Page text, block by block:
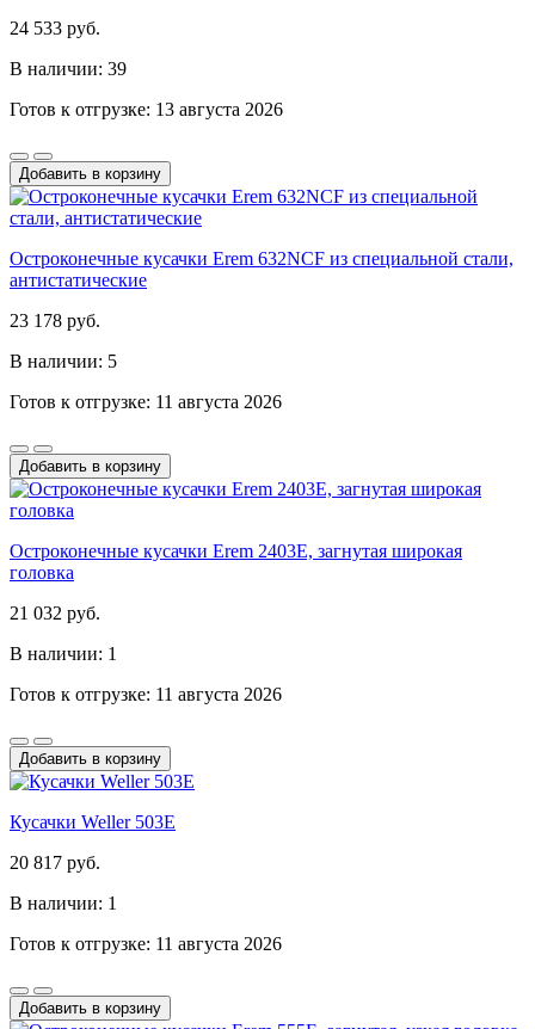
24 533 руб.
В наличии: 39
Готов к отгрузке: 13 августа 2026
Добавить в корзину
Остроконечные кусачки Erem 632NCF из специальной стали,
антистатические
23 178 руб.
В наличии: 5
Готов к отгрузке: 11 августа 2026
Добавить в корзину
Остроконечные кусачки Erem 2403E, загнутая широкая
головка
21 032 руб.
В наличии: 1
Готов к отгрузке: 11 августа 2026
Добавить в корзину
Кусачки Weller 503E
20 817 руб.
В наличии: 1
Готов к отгрузке: 11 августа 2026
Добавить в корзину